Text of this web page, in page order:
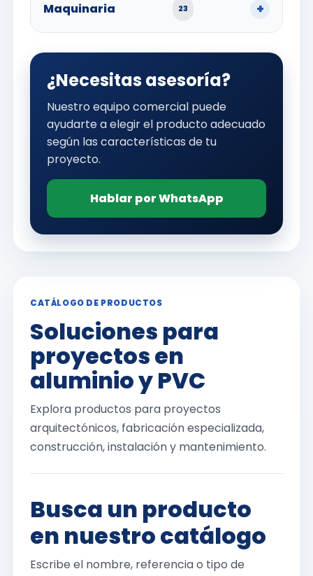
Maquinaria 23
¿Necesitas asesoría?
Nuestro equipo comercial puede
ayudarte a elegir el producto adecuado
según las características de tu
proyecto.
Hablar por WhatsApp
CATÁLOGO DE PRODUCTOS
Soluciones para
proyectos en
aluminio y PVC
Explora productos para proyectos
arquitectónicos, fabricación especializada,
construcción, instalación y mantenimiento.
Busca un producto
en nuestro catálogo
Escribe el nombre, referencia o tipo de